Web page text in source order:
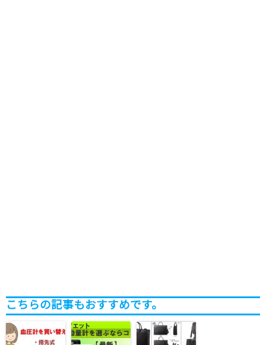
こちらの記事もおすすめです。